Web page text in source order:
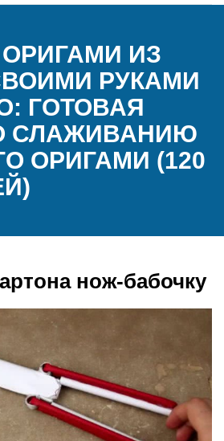
ИЗ
РУКАМИ
ГОТОВАЯ
СЛАЖИВАНИЮ
ОРИГАМИ (120
нож-бабочку